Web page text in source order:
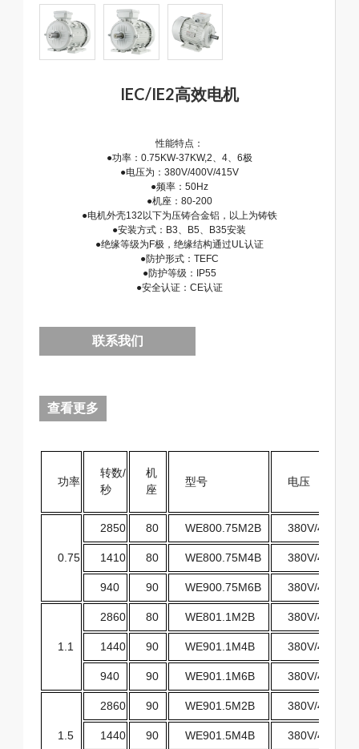
IEC/IE2高效电机
性能特点：
●功率：0.75KW-37KW,2、4、6极
●电压为：380V/400V/415V
●频率：50Hz
●机座：80-200
●电机外壳132以下为压铸合金铝，以上为铸铁
●安装方式：B3、B5、B35安装
●绝缘等级为F极，绝缘结构通过UL认证
●防护形式：TEFC
●防护等级：IP55
●安全认证：CE认证
联系我们
查看更多
功率
转数/
秒
机
座
型号 电压
0.75
2850 80 WE800.75M2B 380V/400V/
1410 80 WE800.75M4B 380V/400V/
940 90 WE900.75M6B 380V/400V/
1.1
2860 80 WE801.1M2B 380V/400V/
1440 90 WE901.1M4B 380V/400V/
940 90 WE901.1M6B 380V/400V/
1.5
2860 90 WE901.5M2B 380V/400V/
1440 90 WE901.5M4B 380V/400V/